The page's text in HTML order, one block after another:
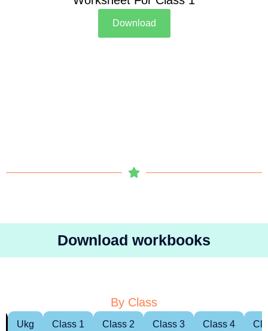
Download
Download workbooks
By Class
Ukg Class 1 Class 2 Class 3 Class 4